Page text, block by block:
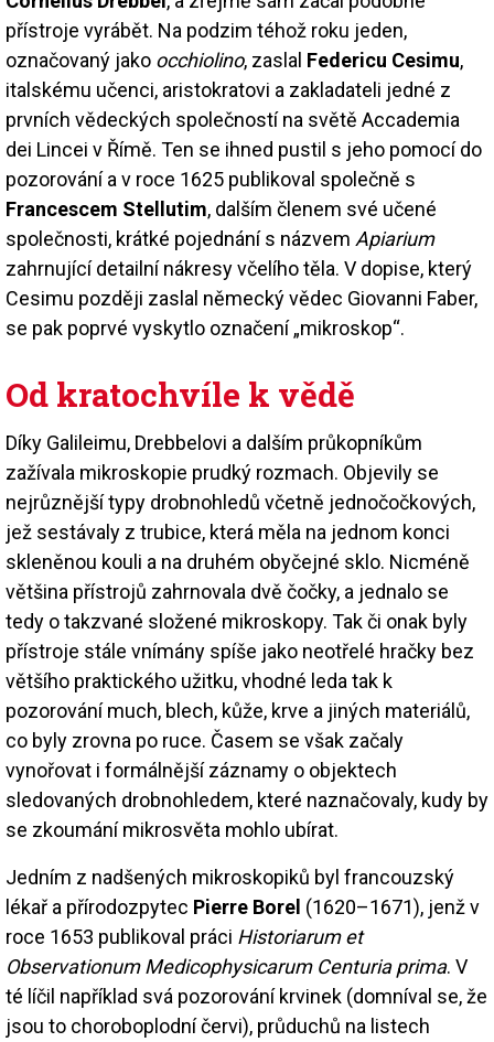
přístroje vyrábět. Na podzim téhož roku jeden,
označovaný jako occhiolino, zaslal Federicu Cesimu,
italskému učenci, aristokratovi a zakladateli jedné z
prvních vědeckých společností na světě Accademia
dei Lincei v Římě. Ten se ihned pustil s jeho pomocí do
pozorování a v roce 1625 publikoval společně s
Francescem Stellutim, dalším členem své učené
společnosti, krátké pojednání s názvem Apiarium
zahrnující detailní nákresy včelího těla. V dopise, který
Cesimu později zaslal německý vědec Giovanni Faber,
se pak poprvé vyskytlo označení „mikroskop“.
Od kratochvíle k vědě
Díky Galileimu, Drebbelovi a dalším průkopníkům
zažívala mikroskopie prudký rozmach. Objevily se
nejrůznější typy drobnohledů včetně jednočočkových,
jež sestávaly z trubice, která měla na jednom konci
skleněnou kouli a na druhém obyčejné sklo. Nicméně
většina přístrojů zahrnovala dvě čočky, a jednalo se
tedy o takzvané složené mikroskopy. Tak či onak byly
přístroje stále vnímány spíše jako neotřelé hračky bez
většího praktického užitku, vhodné leda tak k
pozorování much, blech, kůže, krve a jiných materiálů,
co byly zrovna po ruce. Časem se však začaly
vynořovat i formálnější záznamy o objektech
sledovaných drobnohledem, které naznačovaly, kudy by
se zkoumání mikrosvěta mohlo ubírat.
Jedním z nadšených mikroskopiků byl francouzský
lékař a přírodozpytec Pierre Borel (1620–1671), jenž v
roce 1653 publikoval práci Historiarum et
Observationum Medicophysicarum Centuria prima. V
té líčil například svá pozorování krvinek (domníval se, že
jsou to choroboplodní červi), průduchů na listech